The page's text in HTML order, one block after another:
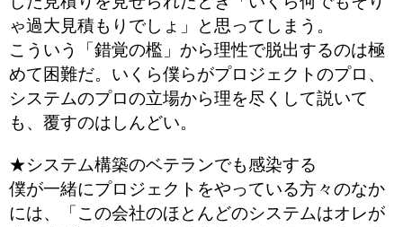
ゃ過大見積もりでしょ」と思ってしまう。
こういう「錯覚の檻」から理性で脱出するのは極
めて困難だ。いくら僕らがプロジェクトのプロ、
システムのプロの立場から理を尽くして説いて
も、覆すのはしんどい。
★システム構築のベテランでも感染する
僕が一緒にプロジェクトをやっている方々のなか
には、「この会社のほとんどのシステムはオレが